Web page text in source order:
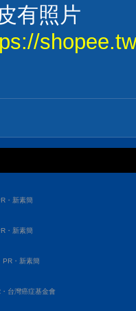
有照片
・新素簡
・新素簡
PR・新素簡
台灣癌症基金會